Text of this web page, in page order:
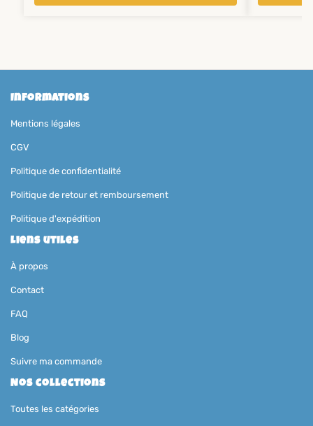
Informations
Mentions légales
CGV
Politique de confidentialité
Politique de retour et remboursement
Politique d'expédition
Liens utiles
À propos
Contact
FAQ
Blog
Suivre ma commande
Nos collections
Toutes les catégories